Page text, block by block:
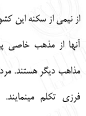
آنها از مذهب خاصي
مذاهب ديگر هستند.